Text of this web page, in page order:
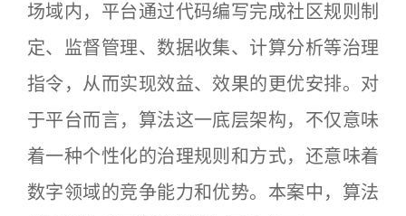
场域内，平台通过代码编写完成社区规则制
定、监督管理、数据收集、计算分析等治理
指令，从而实现效益、效果的更优安排。对
于平台而言，算法这一底层架构，不仅意味
着一种个性化的治理规则和方式，还意味着
数字领域的竞争能力和优势。本案中，算法